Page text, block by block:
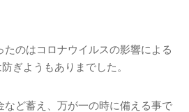
のはコロナウイルスの影響による
ぎようもありまでした。
など蓄え、万が一の時に備える事で